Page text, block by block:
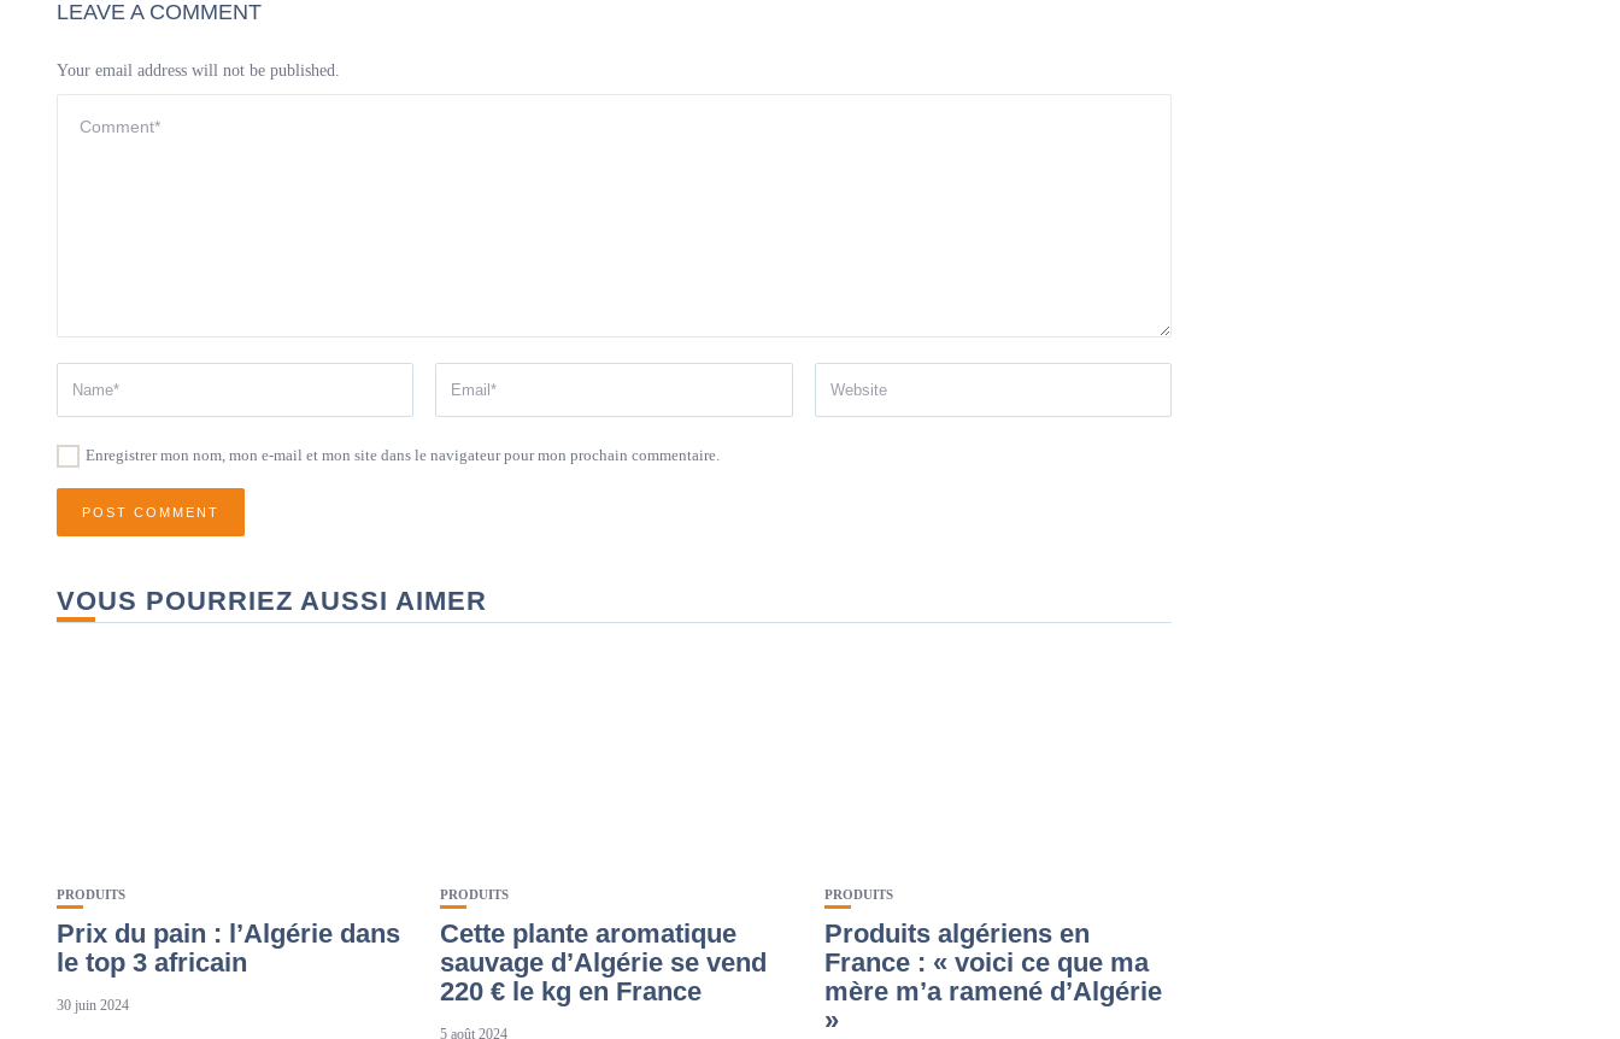
LEAVE A COMMENT
Your email address will not be published.
Enregistrer mon nom, mon e-mail et mon site dans le navigateur pour mon prochain commentaire.
VOUS POURRIEZ AUSSI AIMER
PRODUITS
Prix du pain : l’Algérie dans
le top 3 africain
30 juin 2024
PRODUITS
Cette plante aromatique
sauvage d’Algérie se vend
220 € le kg en France
5 août 2024
PRODUITS
Produits algériens en
France : « voici ce que ma
mère m’a ramené d’Algérie
»